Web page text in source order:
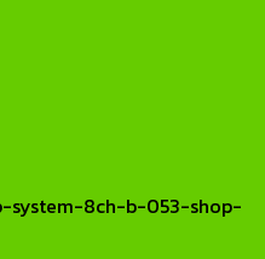
system-8ch-b-053-shop-